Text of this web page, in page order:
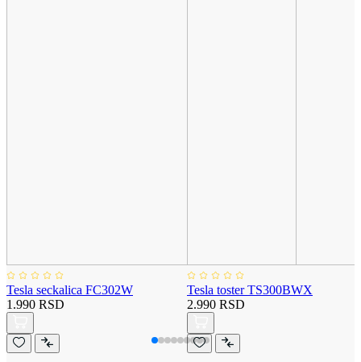
Tesla seckalica FC302W
1.990 RSD
Tesla toster TS300BWX
2.990 RSD